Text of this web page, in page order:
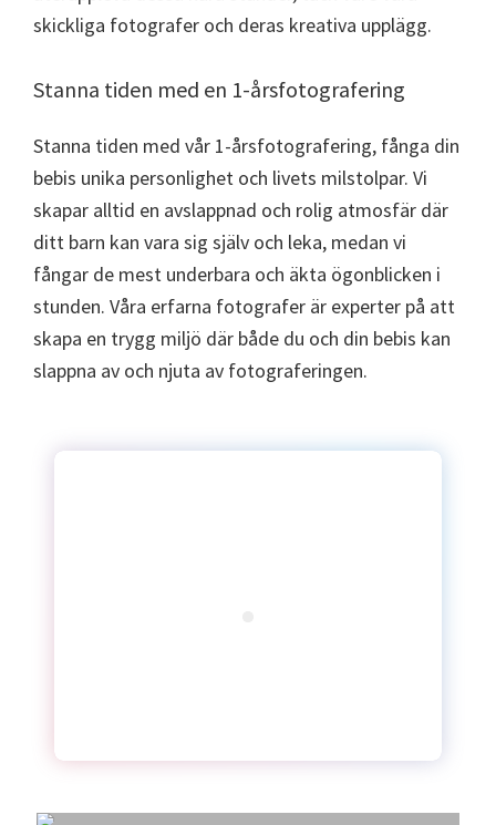
skickliga fotografer och deras kreativa upplägg.
Stanna tiden med en 1-årsfotografering
Stanna tiden med vår 1-årsfotografering, fånga din
bebis unika personlighet och livets milstolpar. Vi
skapar alltid en avslappnad och rolig atmosfär där
ditt barn kan vara sig själv och leka, medan vi
fångar de mest underbara och äkta ögonblicken i
stunden. Våra erfarna fotografer är experter på att
skapa en trygg miljö där både du och din bebis kan
slappna av och njuta av fotograferingen.